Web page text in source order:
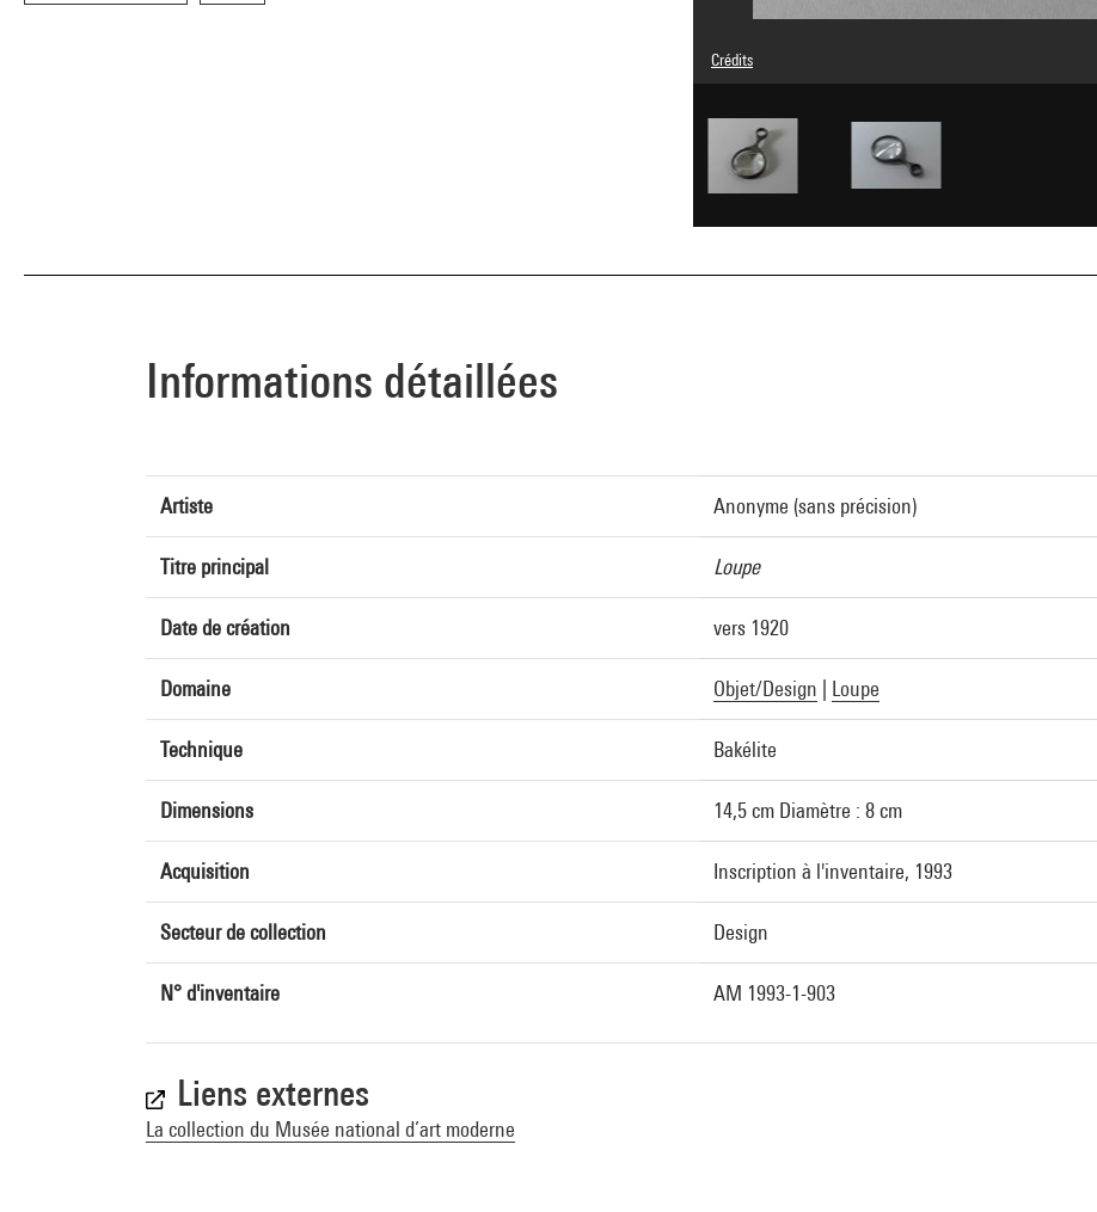
Crédits
© droits réservés
Réf. image : 4N40506
Informations détaillées
Artiste Anonyme (sans précision)
Titre principal Loupe
Date de création vers 1920
Domaine Objet/Design Loupe
Technique Bakélite
Dimensions 14,5 cm Diamètre : 8 cm
Acquisition Inscription à l'inventaire, 1993
Secteur de collection Design
N° d'inventaire AM 1993-1-903
Liens externes
La collection du Musée national d’art moderne